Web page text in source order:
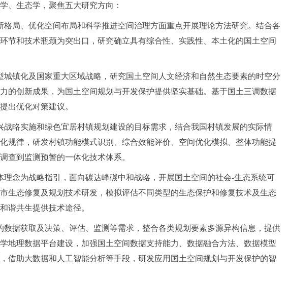
、生态学，聚焦五大研究方向：
局、优化空间布局和科学推进空间治理方面重点开展理论方法研究。结合各
节和技术瓶颈为突出口，研究确立具有综合性、实践性、本土化的国土空间
镇化及国家重大区域战略，研究国土空间人文经济和自然生态要素的时空分
的创新成果，为国土空间规划与开发保护提供坚实基础。基于国土三调数据
出优化对策建议。
略实施和绿色宜居村镇规划建设的目标需求，结合我国村镇发展的实际情
规律，研发村镇功能模式识别、综合效能评价、空间优化模拟、整体功能提
查到监测预警的一体化技术体系。
念为战略指引，面向碳达峰碳中和战略，开展国土空间的社会-生态系统可
生态修复及规划技术研发，模拟评估不同类型的生态保护和修复技术及生态
谐共生提供技术途径。
据获取及决策、评估、监测等需求，整合各类规划要素多源异构信息，提供
地理数据平台建设，加强国土空间数据支持能力、数据融合方法、数据模型
借助大数据和人工智能分析等手段，研发应用国土空间规划与开发保护的智